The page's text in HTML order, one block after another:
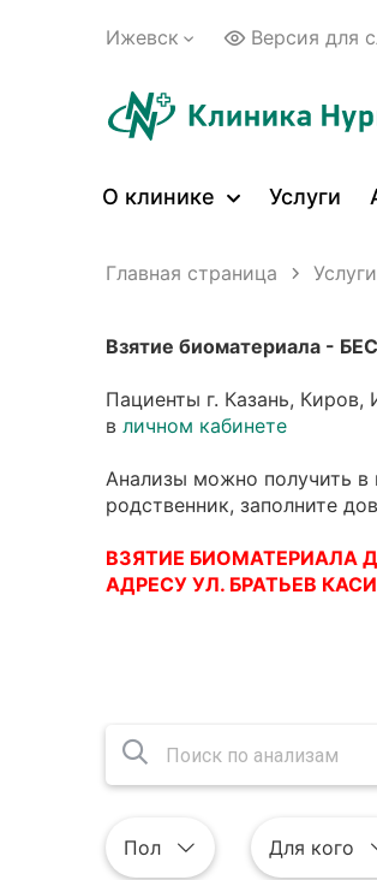
Ижевск Версия для
О клинике Услуги
Главная страница Услуги
Взятие биоматериала -
Пациенты г. Казань,
в личном кабинете
Анализы можно получить в
родственник, заполните
ВЗЯТИЕ БИОМАТЕРИАЛА
АДРЕСУ УЛ. БРАТЬЕВ
Пол Для кого